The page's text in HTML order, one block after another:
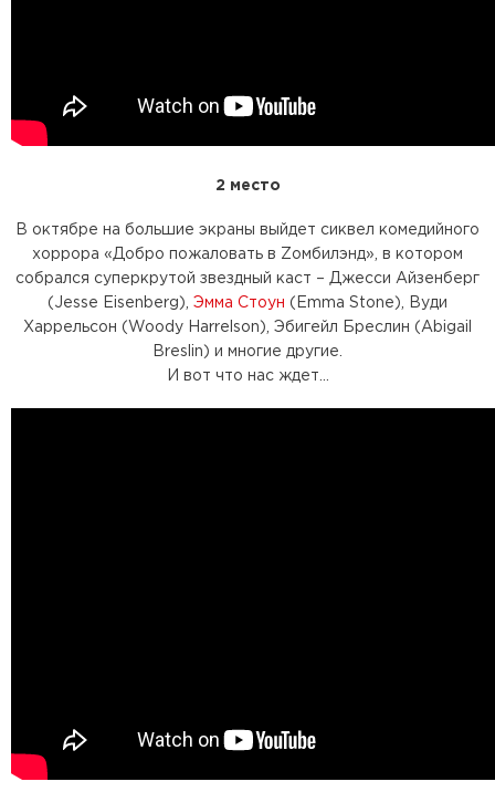
2 место
В октябре на большие экраны выйдет сиквел комедийного
хоррора «Добро пожаловать в Zомбилэнд», в котором
собрался суперкрутой звездный каст – Джесси Айзенберг
(Jesse Eisenberg), Эмма Стоун (Emma Stone), Вуди
Харрельсон (Woody Harrelson), Эбигейл Бреслин (Abigail
Breslin) и многие другие.
И вот что нас ждет...